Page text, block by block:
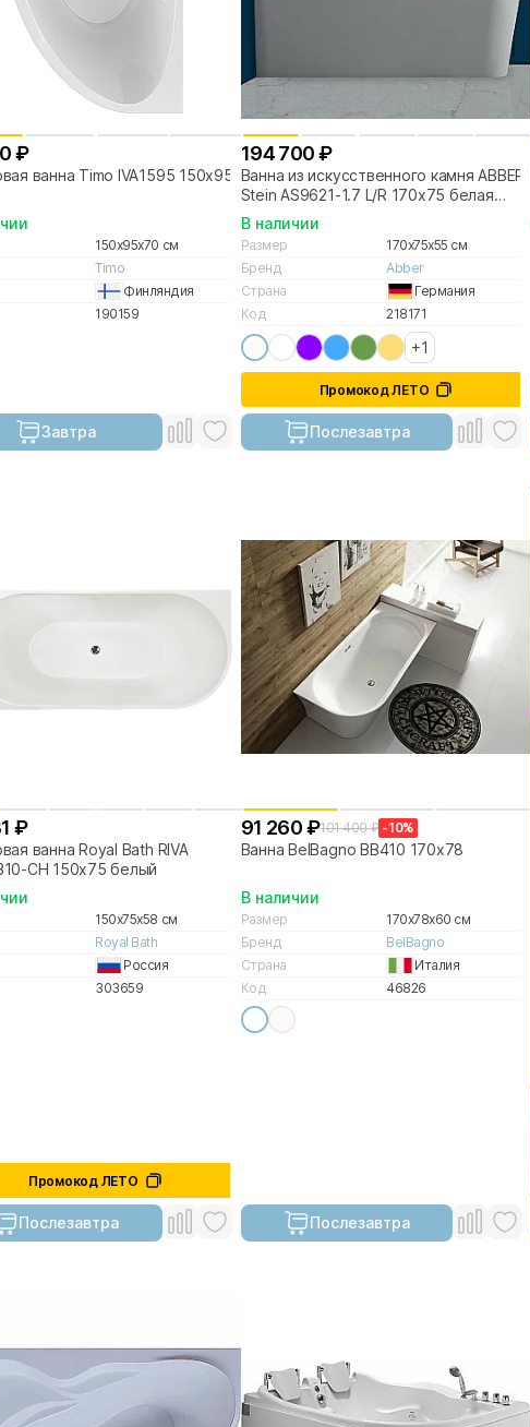
₽
ванна Timo IVA1595 150x95
150x95x70 см
Timo
Финляндия
190159
Завтра
194 700 ₽
Ванна из искусственного камня ABBER
Stein AS9621-1.7 L/R 170х75 белая
матовая
В наличии
Размер
170x75x55 см
Бренд
Abber
Страна
Германия
Код
218171
+1
Промокод ЛЕТО
Послезавтра
₽
ванна Royal Bath RIVA
CH 150х75 белый
150x75x58 см
Royal Bath
Россия
303659
Промокод ЛЕТО
Послезавтра
91 260 ₽101 400 ₽ -10%
Ванна BelBagno BB410 170х78
В наличии
Размер
170x78x60 см
Бренд
BelBagno
Страна
Италия
Код
46826
Послезавтра